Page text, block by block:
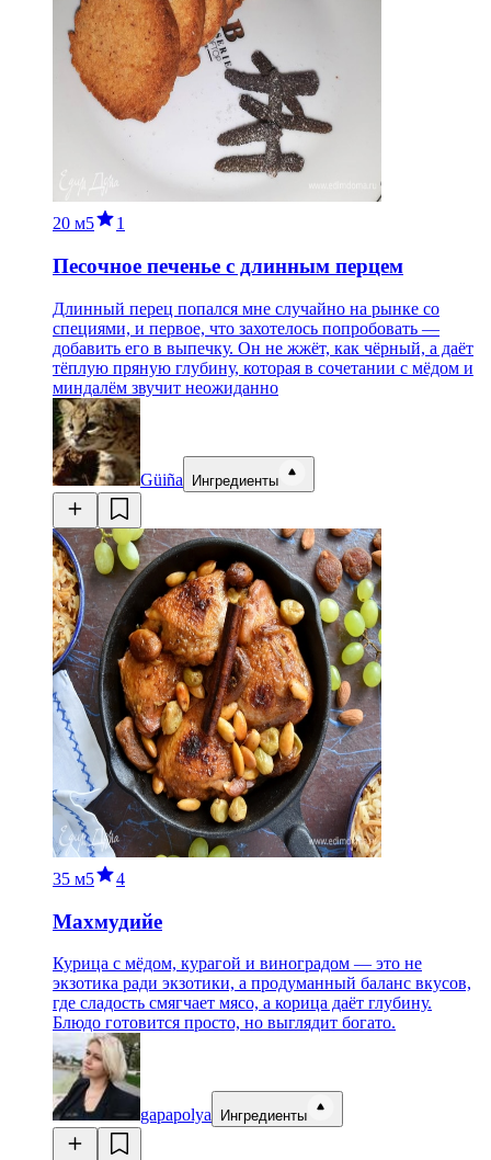
20 м5 1
Песочное печенье с длинным перцем
Длинный перец попался мне случайно на рынке со
специями, и первое, что захотелось попробовать —
добавить его в выпечку. Он не жжёт, как чёрный, а даёт
тёплую пряную глубину, которая в сочетании с мёдом и
миндалём звучит неожиданно
Güiña Ингредиенты
35 м5 4
Махмудийе
Курица с мёдом, курагой и виноградом — это не
экзотика ради экзотики, а продуманный баланс вкусов,
где сладость смягчает мясо, а корица даёт глубину.
Блюдо готовится просто, но выглядит богато.
gapapolya Ингредиенты